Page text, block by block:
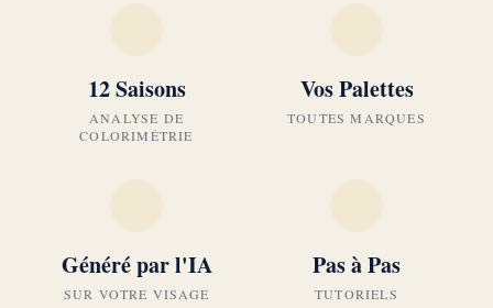
12 Saisons
ANALYSE DE
COLORIMÉTRIE
Vos Palettes
TOUTES MARQUES
Généré par l'IA
SUR VOTRE VISAGE
Pas à Pas
TUTORIELS